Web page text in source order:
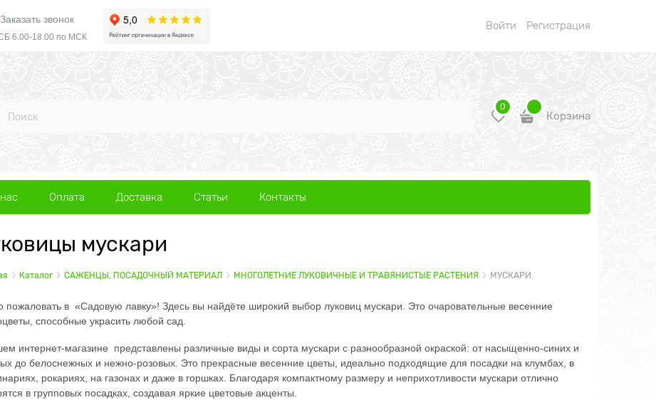
звонок
6.00-18.00 по МСК
Войти Регистрация
0
Корзина
Оплата Доставка Статьи Контакты
мускари
Каталог САЖЕНЦЫ, ПОСАДОЧНЫЙ МАТЕРИАЛ МНОГОЛЕТНИЕ ЛУКОВИЧНЫЕ И ТРАВЯНИСТЫЕ РАСТЕНИЯ МУСКАРИ.
пожаловать в «Садовую лавку»! Здесь вы найдёте широкий выбор луковиц мускари. Это очаровательные весенние
способные украсить любой сад.
интернет-магазине представлены различные виды и сорта мускари с разнообразной окраской: от насыщенно-синих и
до белоснежных и нежно-розовых. Это прекрасные весенние цветы, идеально подходящие для посадки на клумбах, в
рокариях, на газонах и даже в горшках. Благодаря компактному размеру и неприхотливости мускари отлично
в групповых посадках, создавая яркие цветовые акценты.